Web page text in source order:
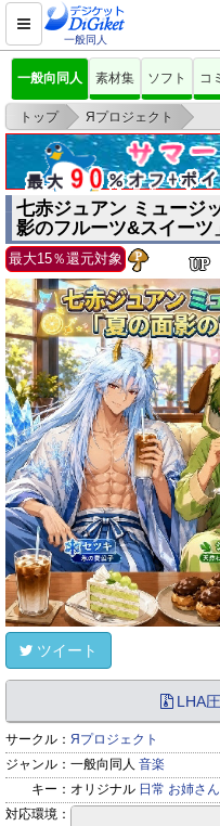
一般同人
一般向同人 素材集 ソフト コ
トップ > Яプロジェクト
>
七赤ジュアン ミュージック アル
ツ
七赤ジュアン ミュージ
影のフルーツ&スイーツ
最大15％還元対象
ツイート
LHA
サークル： Яプロジェクト
ジャンル： 一般向同人 音楽
キー： オリジナル 日常 お姉さん
対応環境：